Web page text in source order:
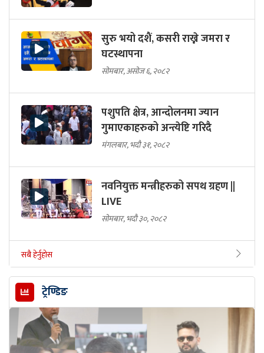
सुरु भयो दशैं, कसरी राख्ने जमरा र
घटस्थापना
सोमबार, असोज ६, २०८२
पशुपति क्षेत्र, आन्दोलनमा ज्यान
गुमाएकाहरुको अन्त्येष्टि गरिदै
मंगलबार, भदौ ३१, २०८२
नवनियुक्त मन्त्रीहरुको सपथ ग्रहण ||
LIVE
सोमबार, भदौ ३०, २०८२
सबै हेर्नुहोस
ट्रेण्डिङ